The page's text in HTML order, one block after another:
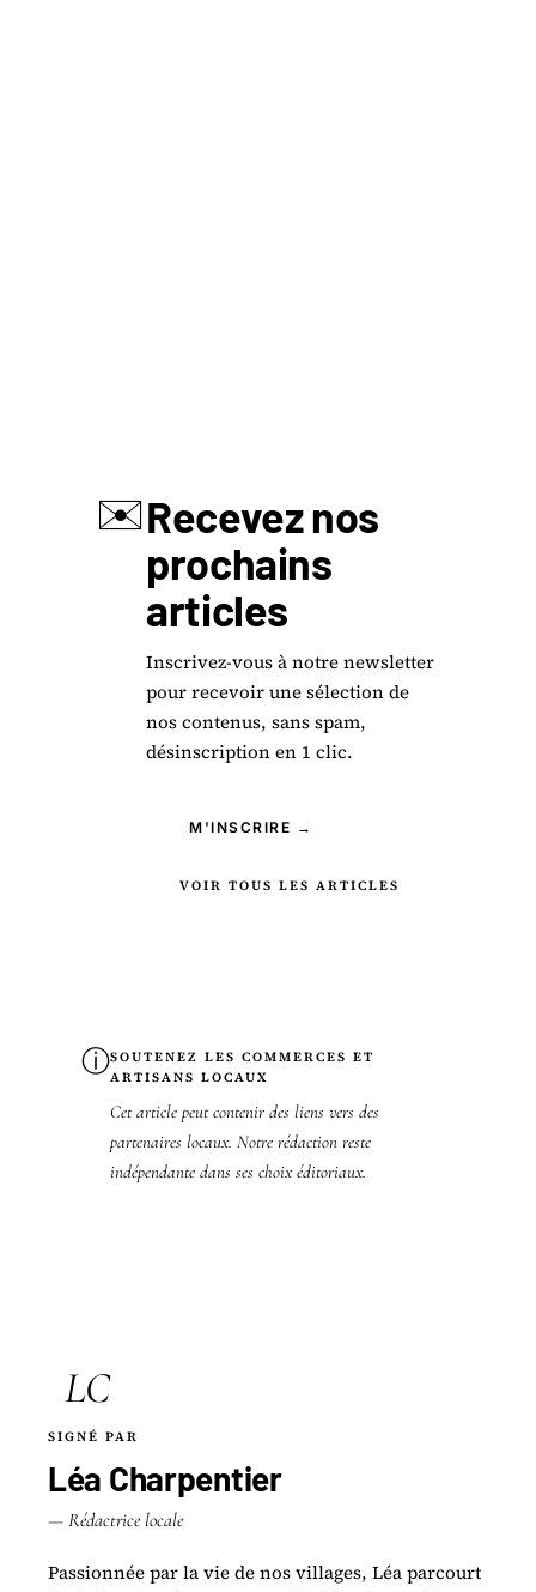
✉️Recevez nos
prochains
articles
Inscrivez-vous à notre newsletter
pour recevoir une sélection de
nos contenus, sans spam,
désinscription en 1 clic.
M'INSCRIRE →
VOIR TOUS LES ARTICLES
ⓘSOUTENEZ LES COMMERCES ET
ARTISANS LOCAUX
Cet article peut contenir des liens vers des
partenaires locaux. Notre rédaction reste
indépendante dans ses choix éditoriaux.
LC
SIGNÉ PAR
Léa Charpentier
— Rédactrice locale
Passionnée par la vie de nos villages, Léa parcourt